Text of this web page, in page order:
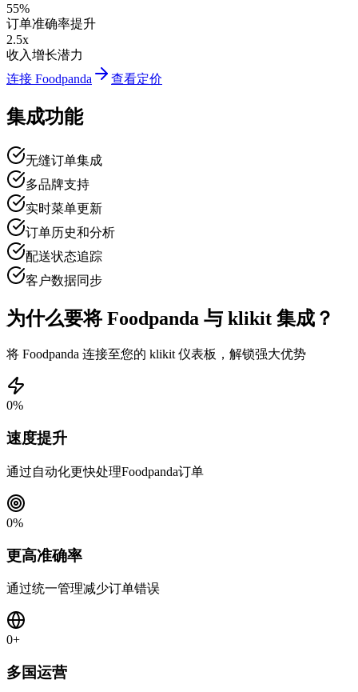
55%
订单准确率提升
2.5x
收入增长潜力
连接 Foodpanda
查看定价
集成功能
无缝订单集成
多品牌支持
实时菜单更新
订单历史和分析
配送状态追踪
客户数据同步
为什么要将 Foodpanda 与 klikit 集成？
将 Foodpanda 连接至您的 klikit 仪表板，解锁强大优势
0%
速度提升
通过自动化更快处理Foodpanda订单
0%
更高准确率
通过统一管理减少订单错误
0+
多国运营